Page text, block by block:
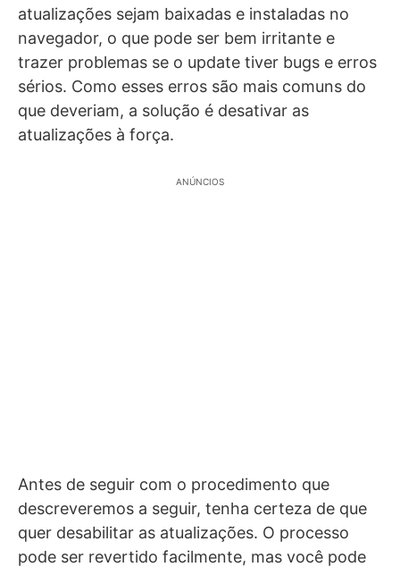
atualizações sejam baixadas e instaladas no
navegador, o que pode ser bem irritante e
trazer problemas se o update tiver bugs e erros
sérios. Como esses erros são mais comuns do
que deveriam, a solução é desativar as
atualizações à força.
ANÚNCIOS
Antes de seguir com o procedimento que
descreveremos a seguir, tenha certeza de que
quer desabilitar as atualizações. O processo
pode ser revertido facilmente, mas você pode